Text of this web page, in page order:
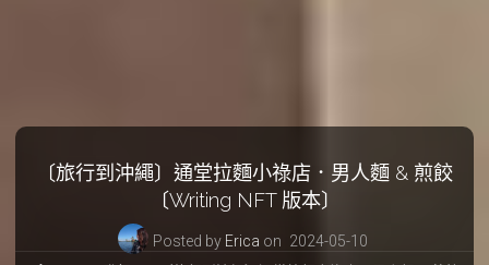
〔旅行到沖繩〕通堂拉麵小祿店．男人麵 & 煎餃
〔Writing NFT 版本〕
Posted by Erica on 2024-05-10